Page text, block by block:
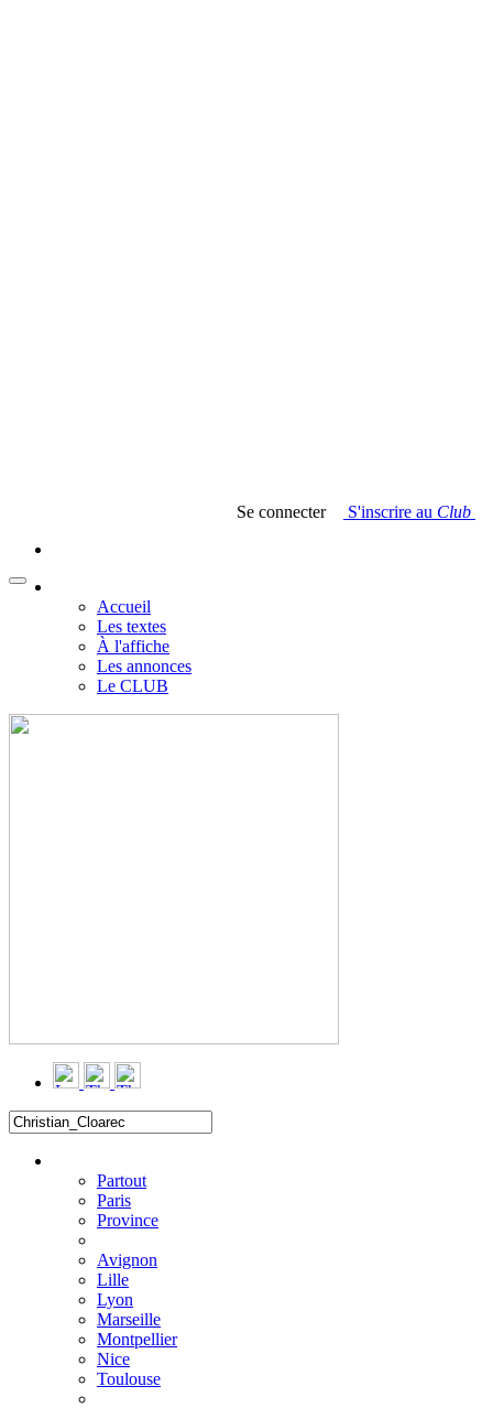
Se connecter S'inscrire au Club
Accueil
Les textes
À l'affiche
Les annonces
Le CLUB
Partout
Paris
Province
Avignon
Lille
Lyon
Marseille
Montpellier
Nice
Toulouse